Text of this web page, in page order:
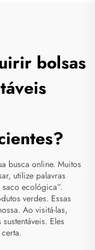
bolsas
busca online. Muitos
utilize palavras
ecológica”.
verdes. Essas
Ao visitá-las,
Eles